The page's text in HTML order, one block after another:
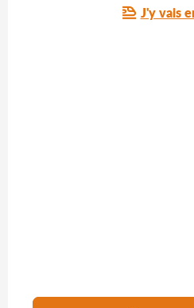
J'y vais